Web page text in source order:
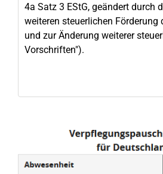
4a Satz 3 EStG, geändert durch
weiteren steuerlichen
und zur Änderung weiterer
Vorschriften").